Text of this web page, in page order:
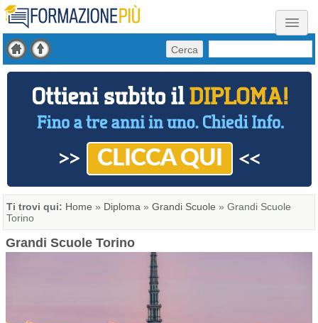
Cerca
Ti trovi qui: Home » Diploma » Grandi Scuole » Grandi Scuole
Torino
Grandi Scuole Torino